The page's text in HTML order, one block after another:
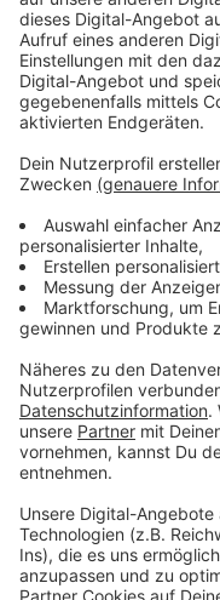
werden
Anzeige
Link wies auf die
Kriminalitätsform
Unternehmen von
werden.
aus dem Ausland, die
Deutschland
zugelegt hätten. Sie
Fällen nicht erfasst.
aus, nur von etwa
erfahren. "Unsere
des Eisbergs
auch Kommunen
ausgespäht und
Anzeige